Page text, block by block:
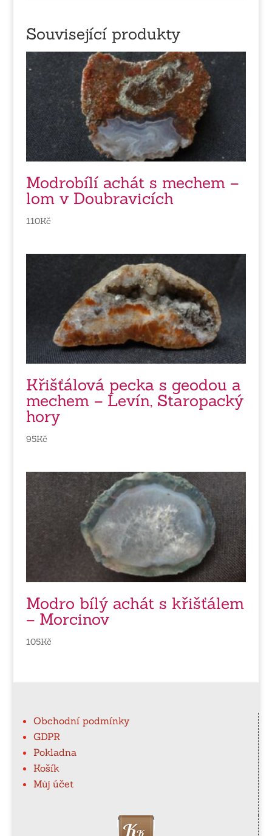
Související produkty
Modrobílí achát s mechem –
lom v Doubravicích
110Kč
Křišťálová pecka s geodou a
mechem – Levín, Staropacký
hory
95Kč
Modro bílý achát s křišťálem
– Morcinov
105Kč
Obchodní podmínky
GDPR
Pokladna
Košík
Můj účet